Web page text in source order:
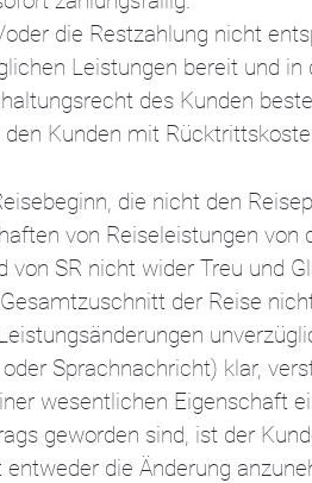
die Restzahlung nicht
Leistungen bereit und
des Kunden
Kunden mit
die nicht den
von Reiseleistungen
SR nicht wider Treu und
der Reise
Sprachnachricht) klar,
wesentlichen Eigenschaft
geworden sind, ist der
die Änderung